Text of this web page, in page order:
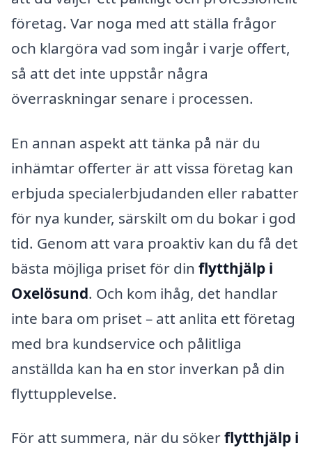
företag. Var noga med att ställa frågor
och klargöra vad som ingår i varje offert,
så att det inte uppstår några
överraskningar senare i processen.
En annan aspekt att tänka på när du
inhämtar offerter är att vissa företag kan
erbjuda specialerbjudanden eller rabatter
för nya kunder, särskilt om du bokar i god
tid. Genom att vara proaktiv kan du få det
bästa möjliga priset för din flytthjälp i
Oxelösund. Och kom ihåg, det handlar
inte bara om priset – att anlita ett företag
med bra kundservice och pålitliga
anställda kan ha en stor inverkan på din
flyttupplevelse.
För att summera, när du sökerflytthjälp i